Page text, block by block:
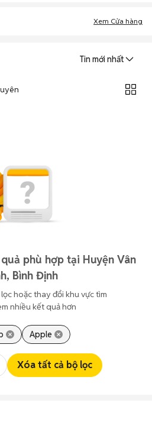
Xem Cửa hàng
Tin mới nhất
phù hợp tại Huyện Vân
Bình Định
hoặc thay đổi khu vực tìm
nhiều kết quả hơn
Apple
Xóa tất cả bộ lọc